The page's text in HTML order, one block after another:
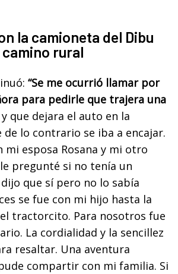
la camioneta del Dibu
rural
“Se me ocurrió llamar por
para pedirle que trajera una
y que dejara el auto en la
lo contrario se iba a encajar.
mi esposa Rosana y mi otro
pregunté si no tenía un
que sí pero no lo sabía
se fue con mi hijo hasta la
tractorcito. Para nosotros fue
La cordialidad y la sencillez
resaltar. Una aventura
compartir con mi familia. Si